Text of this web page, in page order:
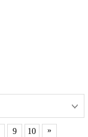
9 10 »